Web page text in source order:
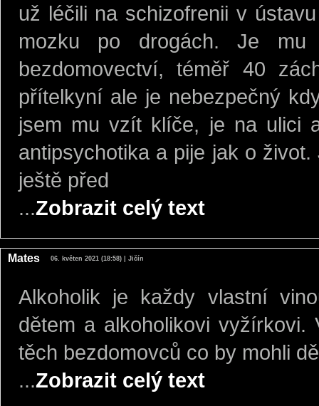
už léčili na schizofrenii v
mozku po drogách. Je
bezdomovectví, téměř 40
přítelkyní ale je nebezpečný
jsem mu vzít klíče, je na ulici
antipsychotika a pije jak o
ještě před
...Zobrazit celý text
Mates 06. květen 2021 (18:58) | Jičín
Alkoholik je každy vlastní
dětem a alkoholikovi
těch bezdomovců co by mohli
...Zobrazit celý text